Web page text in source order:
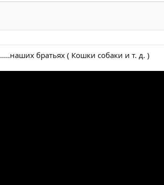
братьях ( Кошки собаки и т. д. )